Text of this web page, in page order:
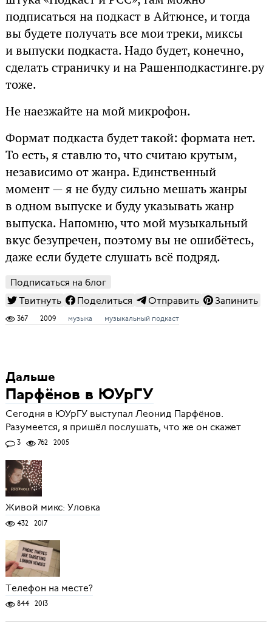
подписаться на подкаст в Айтюнсе, и тогда
вы будете получать все мои треки, миксы
и выпуски подкаста. Надо будет, конечно,
сделать страничку и на Рашенподкастинге.ру
тоже.
Не наезжайте на мой микрофон.
Формат подкаста будет такой: формата нет.
То есть, я ставлю то, что считаю крутым,
независимо от жанра. Единственный
момент — я не буду сильно мешать жанры
в одном выпуске и буду указывать жанр
выпуска. Напомню, что мой музыкальный
вкус безупречен, поэтому вы не ошибётесь,
даже если будете слушать всё подряд.
Подписаться на блог
Твитнуть
Поделиться Отправить Запинить
367 2009 музыка музыкальный подкаст
Дальше
Парфёнов в ЮУрГУ
Сегодня в ЮУрГУ выступал Леонид Парфёнов.
Разумеется, я пришёл послушать, что же он скажет
3 762 2005
Живой микс: Уловка
432 2017
Телефон на месте?
844 2013